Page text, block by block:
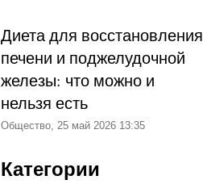
Диета для восстановления
печени и поджелудочной
железы: что можно и
нельзя есть
Общество, 25 май 2026 13:35
Категории